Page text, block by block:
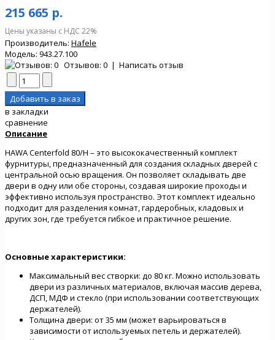
215 665 р.
Цены указаны с НДС 22%
Производитель: Hafele
Модель: 943.27.100
Отзывов: 0 | Написать отзыв
в закладки
сравнение
Описание
HAWA Centerfold 80/H – это высококачественный комплект
фурнитуры, предназначенный для создания складных дверей с
центральной осью вращения. Он позволяет складывать две
двери в одну или обе стороны, создавая широкие проходы и
эффективно используя пространство. Этот комплект идеально
подходит для разделения комнат, гардеробных, кладовых и
других зон, где требуется гибкое и практичное решение.
Основные характеристики:
Максимальный вес створки: до 80 кг. Можно использовать
двери из различных материалов, включая массив дерева,
ДСП, МДФ и стекло (при использовании соответствующих
держателей).
Толщина двери: от 35 мм (может варьироваться в
зависимости от используемых петель и держателей).